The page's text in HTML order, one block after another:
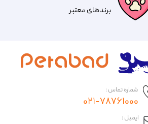
​​برندهای معتبر​​​​​​​
​ایمیل :
شماره تماس :
۰۲۱-۷۸۷۶۱۰۰۰